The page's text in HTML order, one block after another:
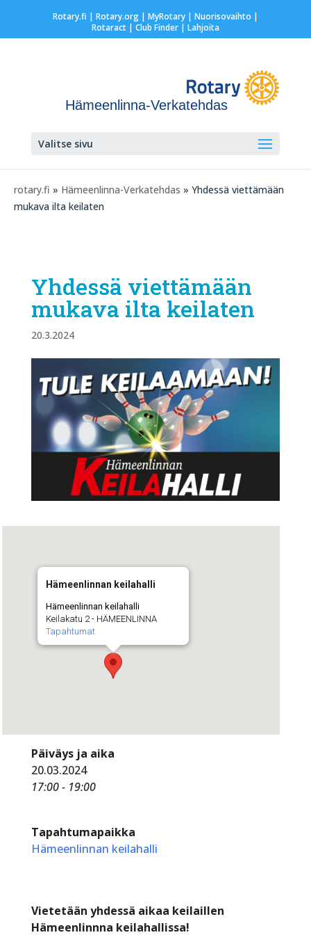
Rotary.fi | Rotary.org| MyRotary | Nuorisovaihto |
Rotaract| Club Finder| Lahjoita
Hämeenlinna-Verkatehdas
Valitse sivu
rotary.fi » Hämeenlinna-Verkatehdas » Yhdessä viettämään
mukava ilta keilaten
Yhdessä viettämään
mukava ilta keilaten
20.3.2024
Hämeenlinnan keilahalli
Hämeenlinnan keilahalli
Keilakatu 2 - HÄMEENLINNA
Tapahtumat
Päiväys ja aika
20.03.2024
17:00 - 19:00
Tapahtumapaikka
Hämeenlinnan keilahalli
Vietetään yhdessä aikaa keilaillen
Hämeenlinnna keilahallissa!